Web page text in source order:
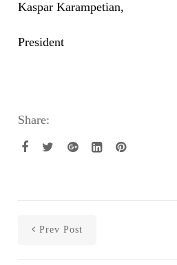
Kaspar Karampetian,
President
Share:
Prev Post